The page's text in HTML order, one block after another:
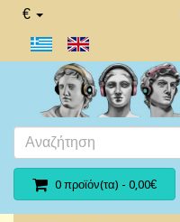
€
0 προϊόν(τα) - 0,00€